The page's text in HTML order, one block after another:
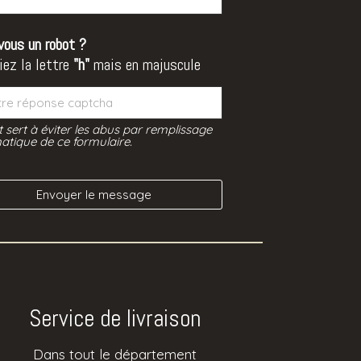
un robot ?
la lettre "h"mais en majuscule
sert à éviter les abus par remplissage
de ce formulaire.
Service de livraison
Dans tout le département